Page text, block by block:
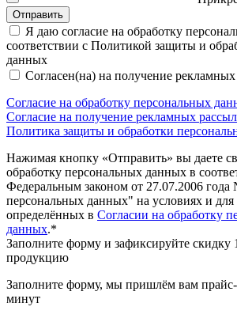
Отправить
Я даю согласие на обработку
соответствии с Политикой защиты и
данных
Согласен(на) на получение
Согласие на обработку персональных
Согласие на получение рекламных
Политика защиты и обработки
Нажимая кнопку «Отправить» вы даете
обработку персональных данных в
Федеральным законом от 27.07.2006
персональных данных" на условиях и для
определённых в Согласии на обработку
данных.*
Заполните форму и зафиксируйте скидку
продукцию
Заполните форму, мы пришлём вам
минут